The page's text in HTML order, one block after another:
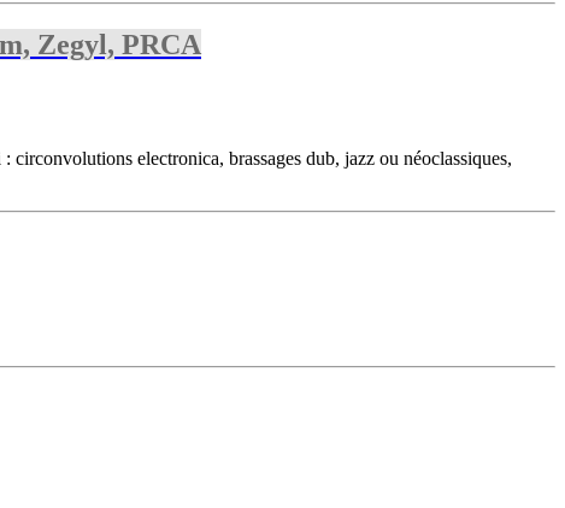
Zegyl, PRCA
electronica, brassages dub, jazz ou néoclassiques,